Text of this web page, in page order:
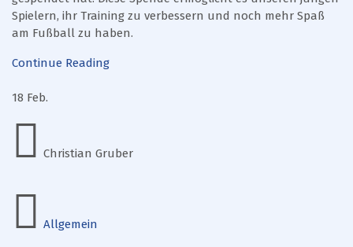
Spielern, ihr Training zu verbessern und noch mehr Spaß
am Fußball zu haben.
Continue Reading
18 Feb.
Christian Gruber
Allgemein